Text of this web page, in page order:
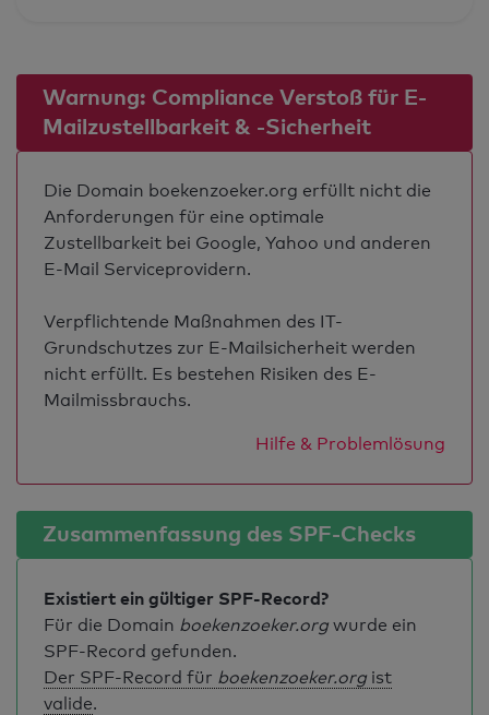
Warnung: Compliance Verstoß für E-
Mailzustellbarkeit & -Sicherheit
Die Domain boekenzoeker.org erfüllt nicht die
Anforderungen für eine optimale
Zustellbarkeit bei Google, Yahoo und anderen
E-Mail Serviceprovidern.
Verpflichtende Maßnahmen des IT-
Grundschutzes zur E-Mailsicherheit werden
nicht erfüllt. Es bestehen Risiken des E-
Mailmissbrauchs.
Hilfe & Problemlösung
Zusammenfassung des SPF-Checks
Existiert ein gültiger SPF-Record?
Für die Domain boekenzoeker.org wurde ein
SPF-Record gefunden.
Der SPF-Record für boekenzoeker.org ist
valide.